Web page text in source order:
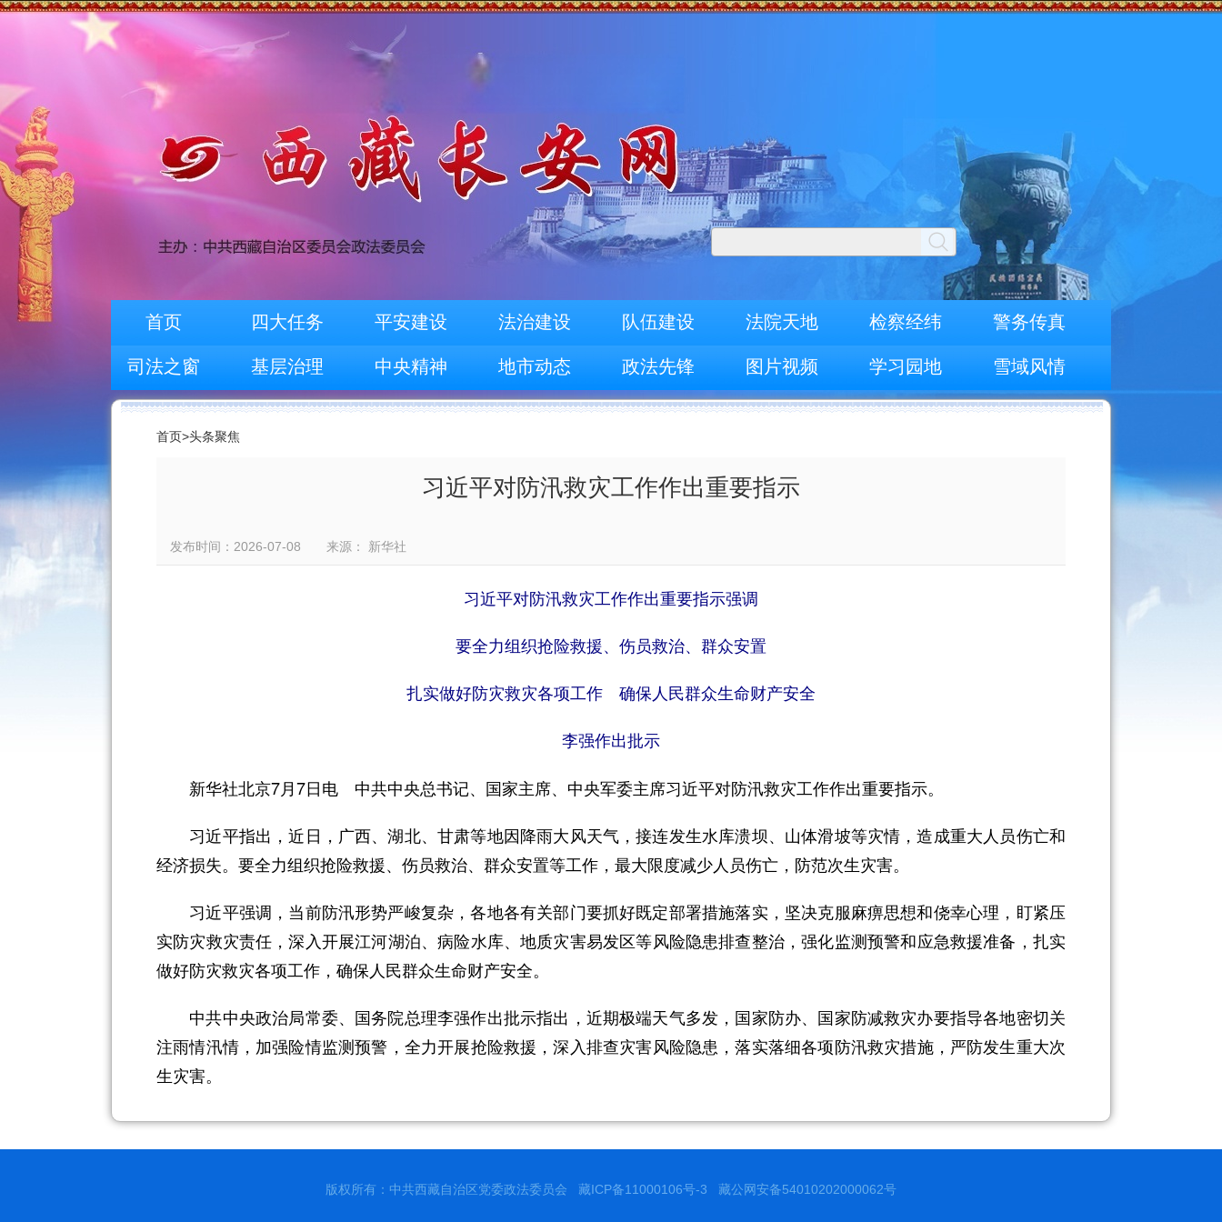
首页 四大任务 平安建设 法治建设 队伍建设 法院天地 检察经纬 警务传真
司法之窗 基层治理 中央精神 地市动态 政法先锋 图片视频 学习园地 雪域风情
首页>头条聚焦
习近平对防汛救灾工作作出重要指示
发布时间：2026-07-08 来源： 新华社
习近平对防汛救灾工作作出重要指示强调
要全力组织抢险救援、伤员救治、群众安置
扎实做好防灾救灾各项工作 确保人民群众生命财产安全
李强作出批示
新华社北京7月7日电 中共中央总书记、国家主席、中央军委主席习近平对防汛救灾工作作出重要指示。
习近平指出，近日，广西、湖北、甘肃等地因降雨大风天气，接连发生水库溃坝、山体滑坡等灾情，造成重大人员伤亡和
经济损失。要全力组织抢险救援、伤员救治、群众安置等工作，最大限度减少人员伤亡，防范次生灾害。
习近平强调，当前防汛形势严峻复杂，各地各有关部门要抓好既定部署措施落实，坚决克服麻痹思想和侥幸心理，盯紧压
实防灾救灾责任，深入开展江河湖泊、病险水库、地质灾害易发区等风险隐患排查整治，强化监测预警和应急救援准备，扎实
做好防灾救灾各项工作，确保人民群众生命财产安全。
中共中央政治局常委、国务院总理李强作出批示指出，近期极端天气多发，国家防办、国家防减救灾办要指导各地密切关
注雨情汛情，加强险情监测预警，全力开展抢险救援，深入排查灾害风险隐患，落实落细各项防汛救灾措施，严防发生重大次
生灾害。
版权所有：中共西藏自治区党委政法委员会 藏ICP备11000106号-3 藏公网安备54010202000062号